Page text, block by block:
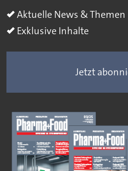
Aktuelle News & Themen
Exklusive Inhalte
Jetzt